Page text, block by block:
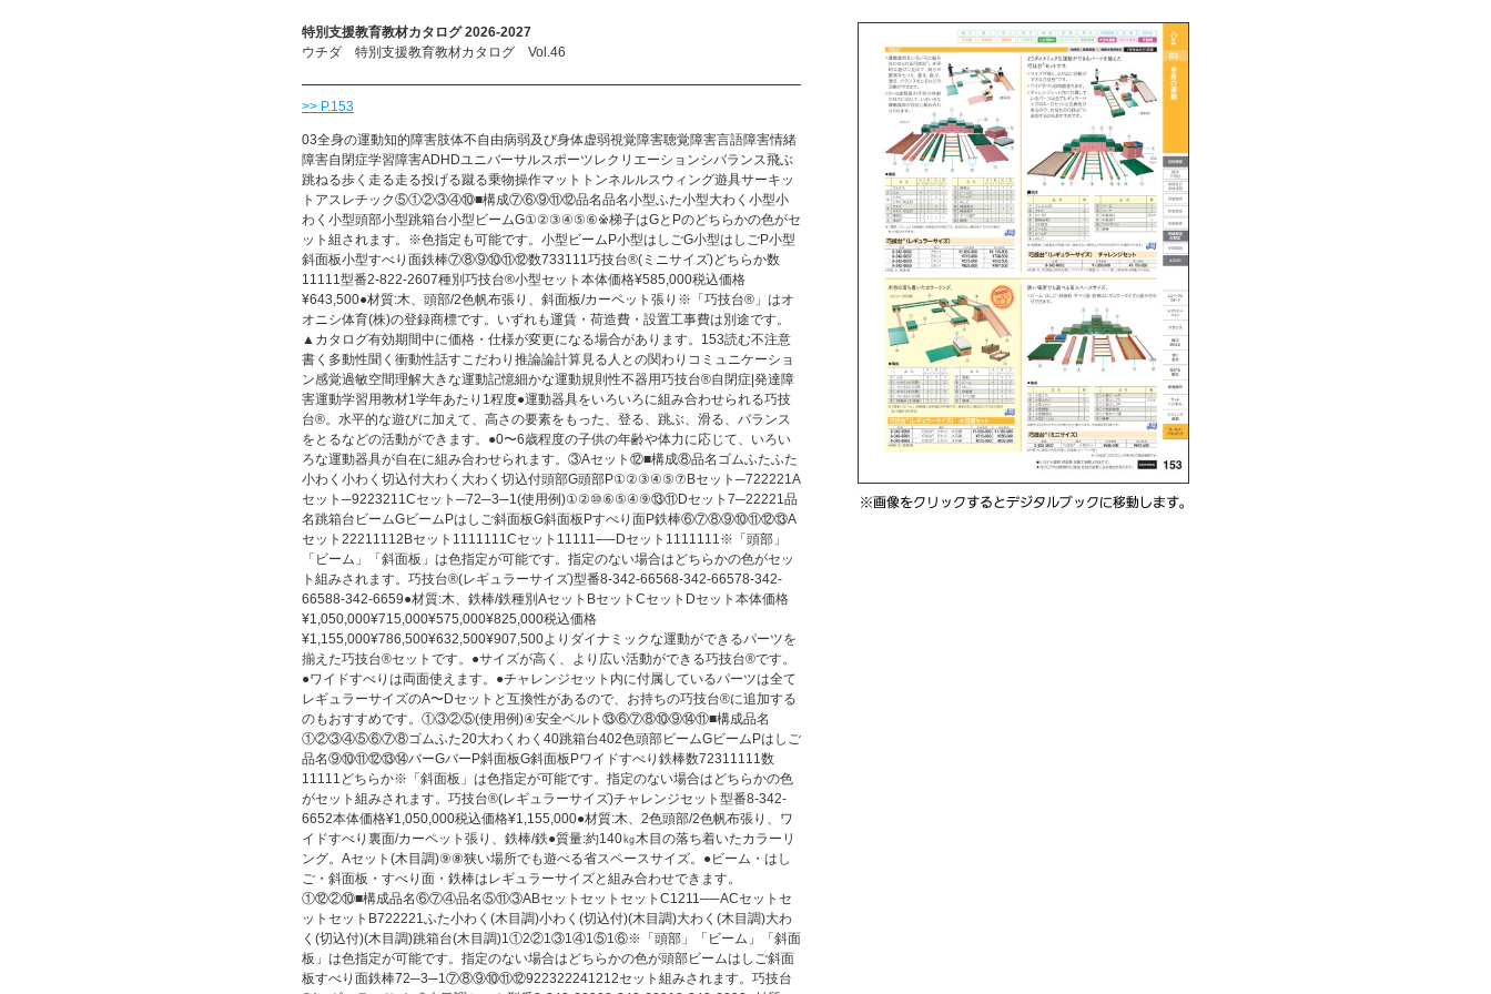
特別支援教育教材カタログ 2026-2027
ウチダ 特別支援教育教材カタログ Vol.46
>> P.153
03全身の運動知的障害肢体不自由病弱及び身体虚弱視覚障害聴覚障害言語障害情緒
障害自閉症学習障害ADHDユニバーサルスポーツレクリエーションシバランス飛ぶ
跳ねる歩く走る走る投げる蹴る乗物操作マットトンネルルスウィング遊具サーキッ
トアスレチック⑤①②③④⑩■構成⑦⑥⑨⑪⑫品名品名小型ふた小型大わく小型小
わく小型頭部小型跳箱台小型ビームG①②③④⑤⑥※梯子はGとPのどちらかの色がセ
ット組されます。※色指定も可能です。小型ビームP小型はしごG小型はしごP小型
斜面板小型すべり面鉄棒⑦⑧⑨⑩⑪⑫数733111巧技台®(ミニサイズ)どちらか数
11111型番2-822-2607種別巧技台®小型セット本体価格¥585,000税込価格
¥643,500●材質:木、頭部/2色帆布張り、斜面板/カーペット張り※「巧技台®」はオ
オニシ体育(株)の登録商標です。いずれも運賃・荷造費・設置工事費は別途です。
▲カタログ有効期間中に価格・仕様が変更になる場合があります。153読む不注意
書く多動性聞く衝動性話すこだわり推論論計算見る人との関わりコミュニケーショ
ン感覚過敏空間理解大きな運動記憶細かな運動規則性不器用巧技台®自閉症|発達障
害運動学習用教材1学年あたり1程度●運動器具をいろいろに組み合わせられる巧技
台®。水平的な遊びに加えて、高さの要素をもった、登る、跳ぶ、滑る、バランス
をとるなどの活動ができます。●0〜6歳程度の子供の年齢や体力に応じて、いろい
ろな運動器具が自在に組み合わせられます。③Aセット⑫■構成⑧品名ゴムふたふた
小わく小わく切込付大わく大わく切込付頭部G頭部P①②③④⑤⑦Bセット─722221A
セット─9223211Cセット─72─3─1(使用例)①②⑩⑥⑤④⑨⑬⑪Dセット7─22221品
名跳箱台ビームGビームPはしご斜面板G斜面板Pすべり面P鉄棒⑥⑦⑧⑨⑩⑪⑫⑬A
セット22211112Bセット1111111Cセット11111──Dセット1111111※「頭部」
「ビーム」「斜面板」は色指定が可能です。指定のない場合はどちらかの色がセッ
ト組みされます。巧技台®(レギュラーサイズ)型番8-342-66568-342-66578-342-
66588-342-6659●材質:木、鉄棒/鉄種別AセットBセットCセットDセット本体価格
¥1,050,000¥715,000¥575,000¥825,000税込価格
¥1,155,000¥786,500¥632,500¥907,500よりダイナミックな運動ができるパーツを
揃えた巧技台®セットです。●サイズが高く、より広い活動ができる巧技台®です。
●ワイドすべりは両面使えます。●チャレンジセット内に付属しているパーツは全て
レギュラーサイズのA〜Dセットと互換性があるので、お持ちの巧技台®に追加する
のもおすすめです。①③②⑤(使用例)④安全ベルト⑬⑥⑦⑧⑩⑨⑭⑪■構成品名
①②③④⑤⑥⑦⑧ゴムふた20大わくわく40跳箱台402色頭部ビームGビームPはしご
品名⑨⑩⑪⑫⑬⑭バーGバーP斜面板G斜面板Pワイドすべり鉄棒数72311111数
11111どちらか※「斜面板」は色指定が可能です。指定のない場合はどちらかの色
がセット組みされます。巧技台®(レギュラーサイズ)チャレンジセット型番8-342-
6652本体価格¥1,050,000税込価格¥1,155,000●材質:木、2色頭部/2色帆布張り、ワ
イドすべり裏面/カーペット張り、鉄棒/鉄●質量:約140㎏木目の落ち着いたカラーリ
ング。Aセット(木目調)⑨⑧狭い場所でも遊べる省スペースサイズ。●ビーム・はし
ご・斜面板・すべり面・鉄棒はレギュラーサイズと組み合わせできます。
①⑫②⑩■構成品名⑥⑦④品名⑤⑪③ABセットセットセットC1211──ACセットセ
ットセットB722221ふた小わく(木目調)小わく(切込付)(木目調)大わく(木目調)大わ
く(切込付)(木目調)跳箱台(木目調)1①2②1③1④1⑤1⑥※「頭部」「ビーム」「斜面
板」は色指定が可能です。指定のない場合はどちらかの色が頭部ビームはしご斜面
板すべり面鉄棒72─3─1⑦⑧⑨⑩⑪⑫922322241212セット組みされます。巧技台